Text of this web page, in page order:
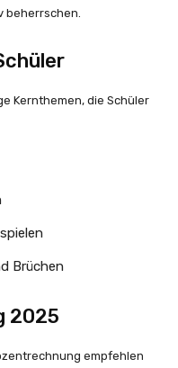
beherrschen.
Kernthemen, die Schüler
Brüchen
2025
empfehlen